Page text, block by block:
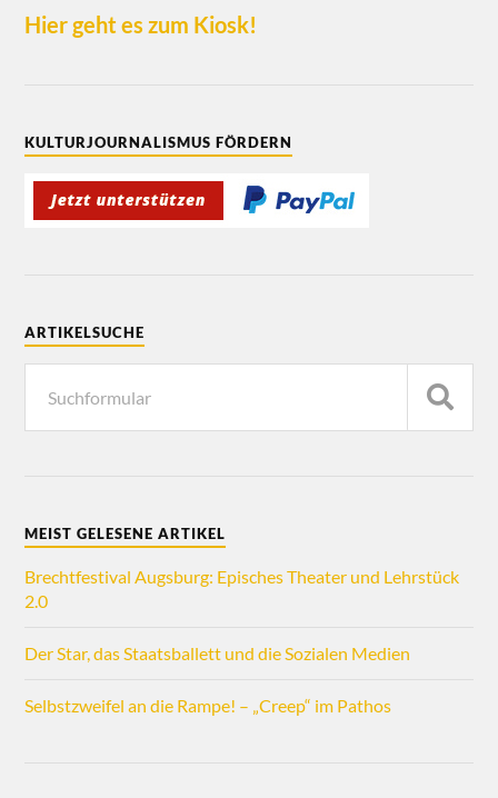
Hier geht es zum Kiosk!
KULTURJOURNALISMUS FÖRDERN
ARTIKELSUCHE
MEIST GELESENE ARTIKEL
Brechtfestival Augsburg: Episches Theater und Lehrstück
2.0
Der Star, das Staatsballett und die Sozialen Medien
Selbstzweifel an die Rampe! – „Creep“ im Pathos